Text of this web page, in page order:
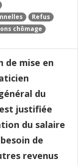
Refus
chômage
de mise en
du
justifiée
du salaire
de
revenus